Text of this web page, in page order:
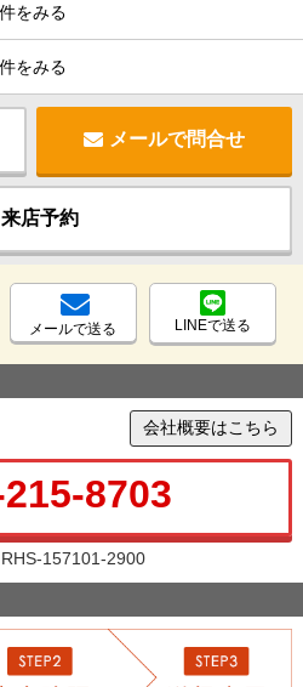
をみる
をみる
メールで問合せ
来店予約
メールで送る LINEで送る
会社概要はこちら
8703
157101-2900